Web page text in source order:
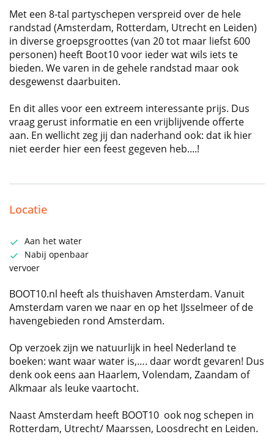
Met een 8-tal partyschepen verspreid over de hele
randstad (Amsterdam, Rotterdam, Utrecht en Leiden)
in diverse groepsgroottes (van 20 tot maar liefst 600
personen) heeft Boot10 voor ieder wat wils iets te
bieden. We varen in de gehele randstad maar ook
desgewenst daarbuiten.
En dit alles voor een extreem interessante prijs. Dus
vraag gerust informatie en een vrijblijvende offerte
aan. En wellicht zeg jij dan naderhand ook: dat ik hier
niet eerder hier een feest gegeven heb....!
Locatie
Aan het water
Nabij openbaar
vervoer
BOOT10.nl heeft als thuishaven Amsterdam. Vanuit
Amsterdam varen we naar en op het IJsselmeer of de
havengebieden rond Amsterdam.
Op verzoek zijn we natuurlijk in heel Nederland te
boeken: want waar water is,…. daar wordt gevaren! Dus
denk ook eens aan Haarlem, Volendam, Zaandam of
Alkmaar als leuke vaartocht.
Naast Amsterdam heeft BOOT10 ook nog schepen in
Rotterdam, Utrecht/ Maarssen, Loosdrecht en Leiden.